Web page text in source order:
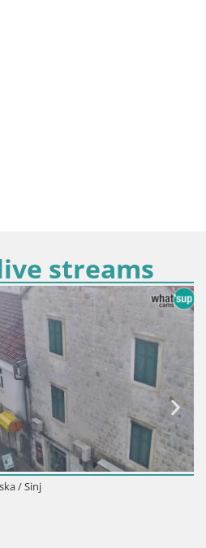
streams
/ Sinj